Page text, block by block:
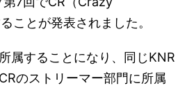
ことが発表されました。
属することになり、同じKNR
のストリーマー部門に所属